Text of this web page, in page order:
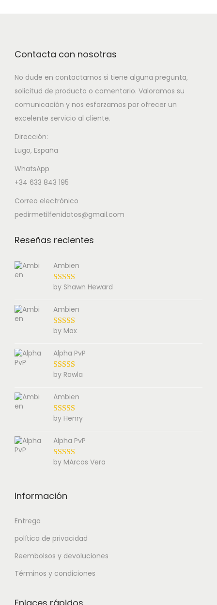
Contacta con nosotras
No dude en contactarnos si tiene alguna pregunta,
solicitud de producto o comentario. Valoramos su
comunicación y nos esforzamos por ofrecer un
excelente servicio al cliente.
Dirección:
Lugo, España
WhatsApp
+34 633 843 195
Correo electrónico
pedirmetilfenidatos@gmail.com
Reseñas recientes
Ambien
by Shawn Heward
Ambien
by Max
Alpha PvP
by Rawla
Ambien
by Henry
Alpha PvP
by MArcos Vera
Información
Entrega
política de privacidad
Reembolsos y devoluciones
Términos y condiciones